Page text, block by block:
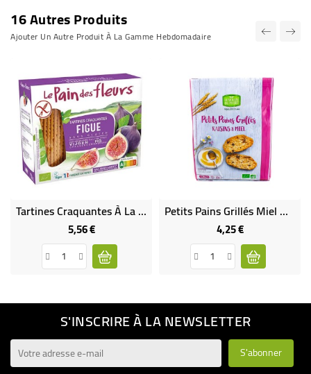
16 Autres Produits
Ajouter Un Autre Produit À La Gamme Hebdomadaire
Tartines Craquantes À La Figue Sans Gluten Bio
5,56 €Prix
Petits Pains Grillés Miel & Raisins Bio
4,25 €Prix
S'INSCRIRE À LA NEWSLETTER